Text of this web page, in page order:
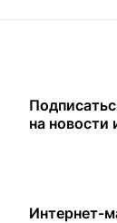
на новости
Интернет-